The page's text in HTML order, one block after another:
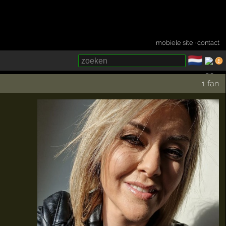
mobiele site ·contact
🇳🇱
1 fan